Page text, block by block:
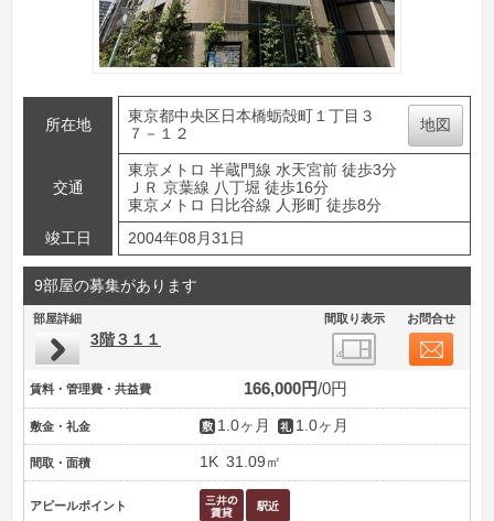
所在地
東京都中央区日本橋蛎殻町１丁目３
７－１２
地図
交通
東京メトロ 半蔵門線 水天宮前 徒歩3分
ＪＲ 京葉線 八丁堀 徒歩16分
東京メトロ 日比谷線 人形町 徒歩8分
竣工日
2004年08月31日
9部屋の募集があります
部屋詳細 間取り表示 お問合せ
3階３１１
賃料・管理費・共益費 166,000円 0円
敷金・礼金 1.0ヶ月 1.0ヶ月
間取・面積 1K 31.09㎡
アピールポイント